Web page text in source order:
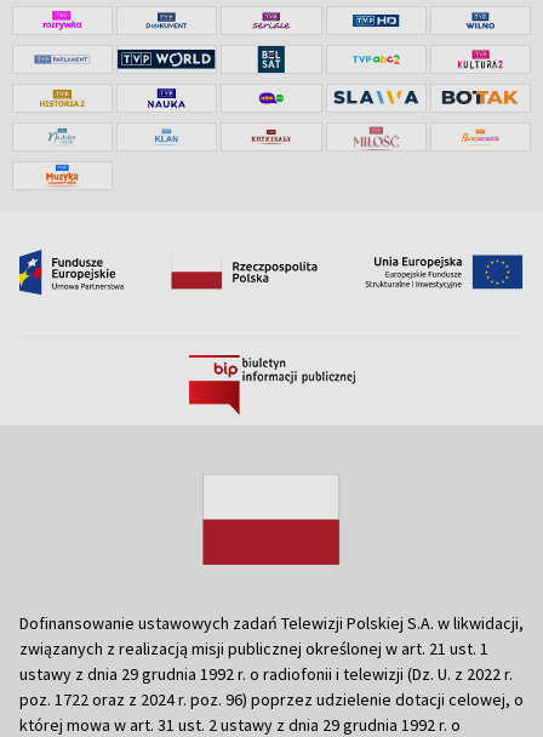
Dofinansowanie ustawowych zadań Telewizji Polskiej S.A. w likwidacji,
związanych z realizacją misji publicznej określonej w art. 21 ust. 1
ustawy z dnia 29 grudnia 1992 r. o radiofonii i telewizji (Dz. U. z 2022 r.
poz. 1722 oraz z 2024 r. poz. 96) poprzez udzielenie dotacji celowej, o
której mowa w art. 31 ust. 2 ustawy z dnia 29 grudnia 1992 r. o